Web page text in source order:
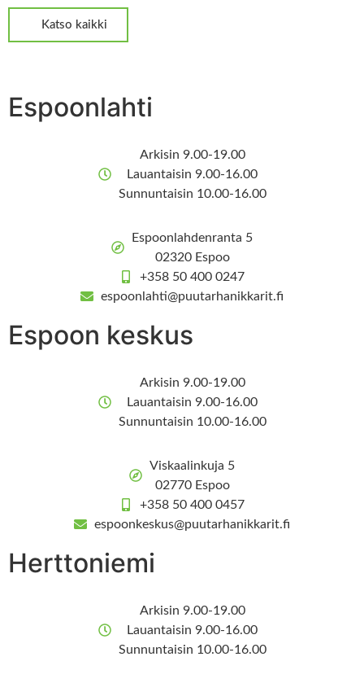
Katso kaikki
Espoonlahti
Arkisin 9.00-19.00
Lauantaisin 9.00-16.00
Sunnuntaisin 10.00-16.00
Espoonlahdenranta 5
02320 Espoo
+358 50 400 0247
espoonlahti@puutarhanikkarit.fi
Espoon keskus
Arkisin 9.00-19.00
Lauantaisin 9.00-16.00
Sunnuntaisin 10.00-16.00
Viskaalinkuja 5
02770 Espoo
+358 50 400 0457
espoonkeskus@puutarhanikkarit.fi
Herttoniemi
Arkisin 9.00-19.00
Lauantaisin 9.00-16.00
Sunnuntaisin 10.00-16.00